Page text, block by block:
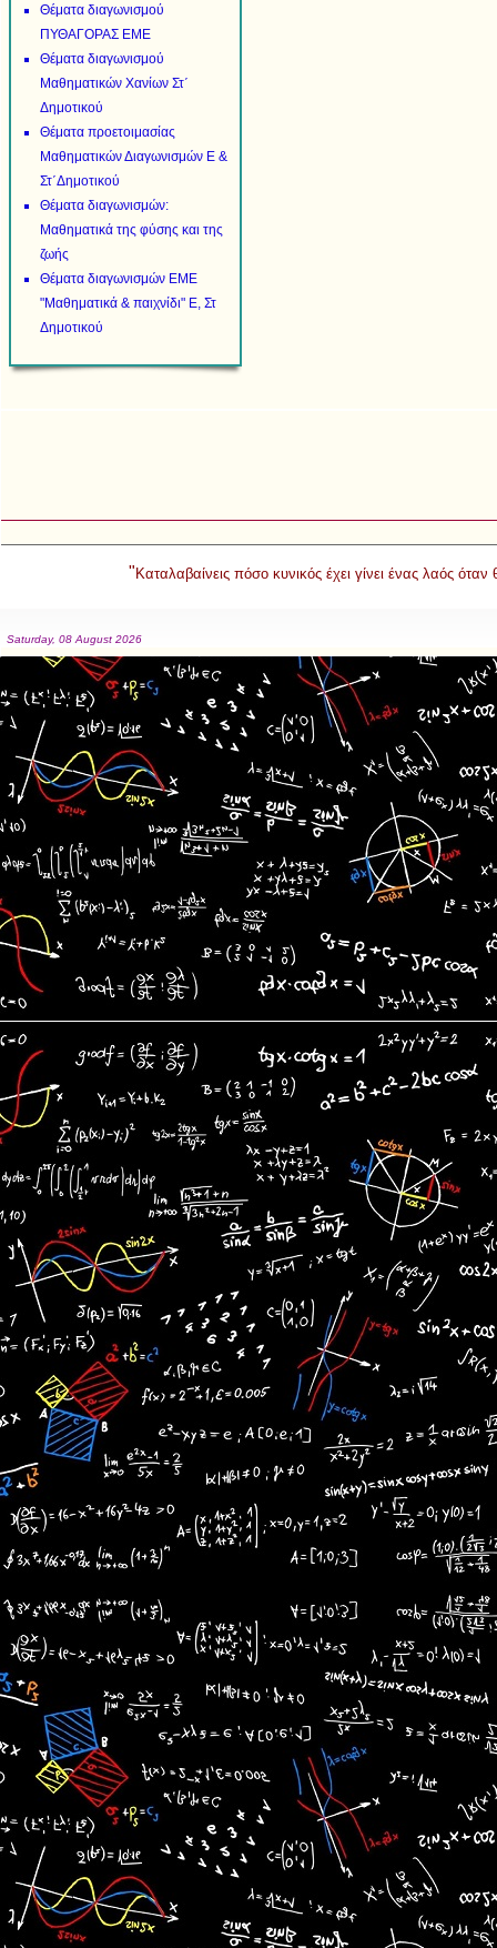
Θέματα διαγωνισμού
ΠΥΘΑΓΟΡΑΣ ΕΜΕ
Θέματα διαγωνισμού
Μαθηματικών Χανίων Στ΄
Δημοτικού
Θέματα προετοιμασίας
Μαθηματικών Διαγωνισμών Ε &
Στ΄Δημοτικού
Θέματα διαγωνισμών:
Μαθηματικά της φύσης και της
ζωής
Θέματα διαγωνισμών ΕΜΕ
"Μαθηματικά & παιχνίδι" Ε, Στ
Δημοτικού
" Καταλαβαίνεις πόσο κυνικός έχει γίνει ένας λαός
Saturday, 08 August 2026